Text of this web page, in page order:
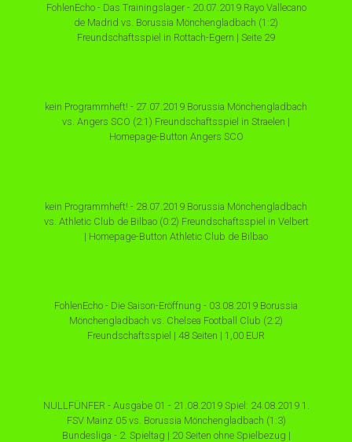
FohlenEcho - Das Trainingslager - 20.07.2019 Rayo Vallecano
de Madrid vs. Borussia Mönchengladbach (1:2)
Freundschaftsspiel in Rottach-Egern | Seite 29
kein Programmheft! - 27.07.2019 Borussia Mönchengladbach
vs. Angers SCO (2:1) Freundschaftsspiel in Straelen |
Homepage-Button Angers SCO
kein Programmheft! - 28.07.2019 Borussia Mönchengladbach
vs. Athletic Club de Bilbao (0:2) Freundschaftsspiel in Velbert
| Homepage-Button Athletic Club de Bilbao
FohlenEcho - Die Saison-Eröffnung - 03.08.2019 Borussia
Mönchengladbach vs. Chelsea Football Club (2:2)
Freundschaftsspiel | 48 Seiten | 1,00 EUR
NULLFÜNFER - Ausgabe 01 - 21.08.2019 Spiel: 24.08.2019 1.
FSV Mainz 05 vs. Borussia Mönchengladbach (1:3)
Bundesliga - 2. Spieltag | 20 Seiten ohne Spielbezug |